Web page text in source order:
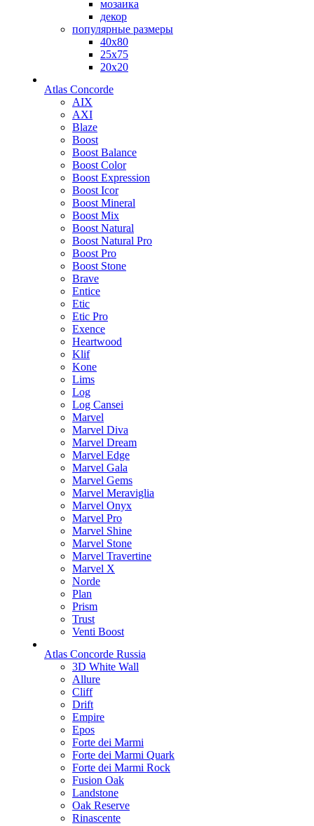
мозаика
декор
популярные размеры
40х80
25х75
20х20
Atlas Concorde
AIX
AXI
Blaze
Boost
Boost Balance
Boost Color
Boost Expression
Boost Icor
Boost Mineral
Boost Mix
Boost Natural
Boost Natural Pro
Boost Pro
Boost Stone
Brave
Entice
Etic
Etic Pro
Exence
Heartwood
Klif
Kone
Lims
Log
Log Cansei
Marvel
Marvel Diva
Marvel Dream
Marvel Edge
Marvel Gala
Marvel Gems
Marvel Meraviglia
Marvel Onyx
Marvel Pro
Marvel Shine
Marvel Stone
Marvel Travertine
Marvel X
Norde
Plan
Prism
Trust
Venti Boost
Atlas Concorde Russia
3D White Wall
Allure
Cliff
Drift
Empire
Epos
Forte dei Marmi
Forte dei Marmi Quark
Forte dei Marmi Rock
Fusion Oak
Landstone
Oak Reserve
Rinascente